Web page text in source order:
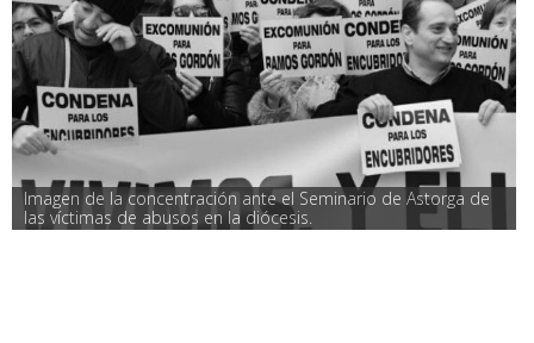
Imagen de la concentración ante el Seminario de Astorga de
las víctimas de abusos en la diócesis.